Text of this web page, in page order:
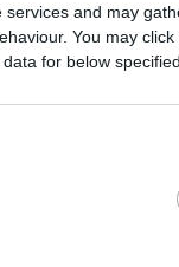
and may
You may
for below